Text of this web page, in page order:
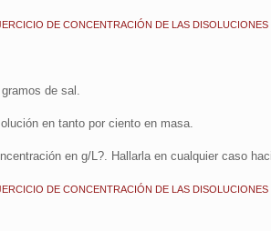
DE CONCENTRACIÓN DE LAS DISOLUCIONES
de sal.
en tanto por ciento en masa.
en g/L?. Hallarla en cualquier caso
DE CONCENTRACIÓN DE LAS DISOLUCIONES